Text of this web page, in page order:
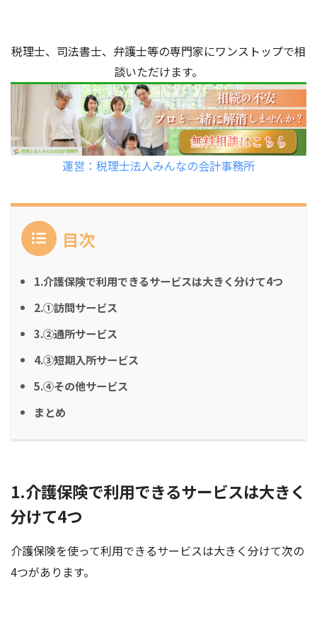
税理士、司法書士、弁護士等の専門家にワンストップで相
談いただけます。
運営：税理士法人みんなの会計事務所
目次
1.介護保険で利用できるサービスは大きく分けて4つ
2.①訪問サービス
3.②通所サービス
4.③短期入所サービス
5.④その他サービス
まとめ
1.介護保険で利用できるサービスは大きく
分けて4つ
介護保険を使って利用できるサービスは大きく分けて次の
4つがあります。